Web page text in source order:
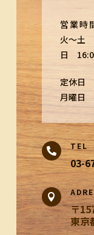
営業時
火〜土
日
定休日
月曜日
 TEL
03-

〒
東京